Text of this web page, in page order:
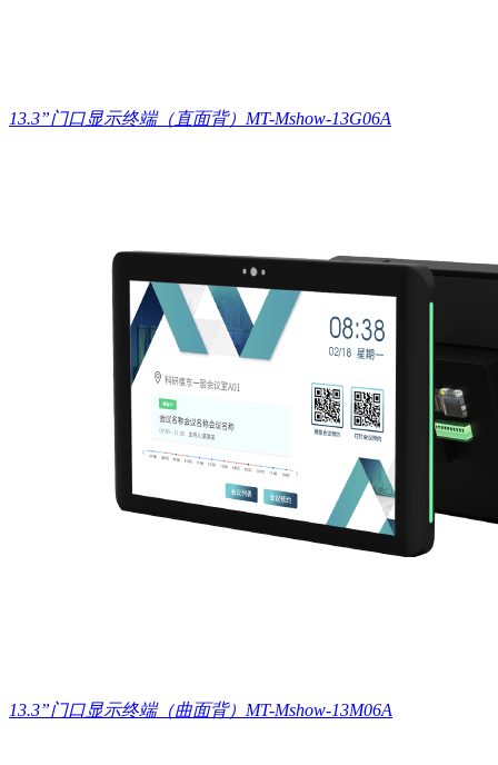
13.3”门口显示终端（直面背）MT-Mshow-13G06A
13.3”门口显示终端（曲面背）MT-Mshow-13M06A